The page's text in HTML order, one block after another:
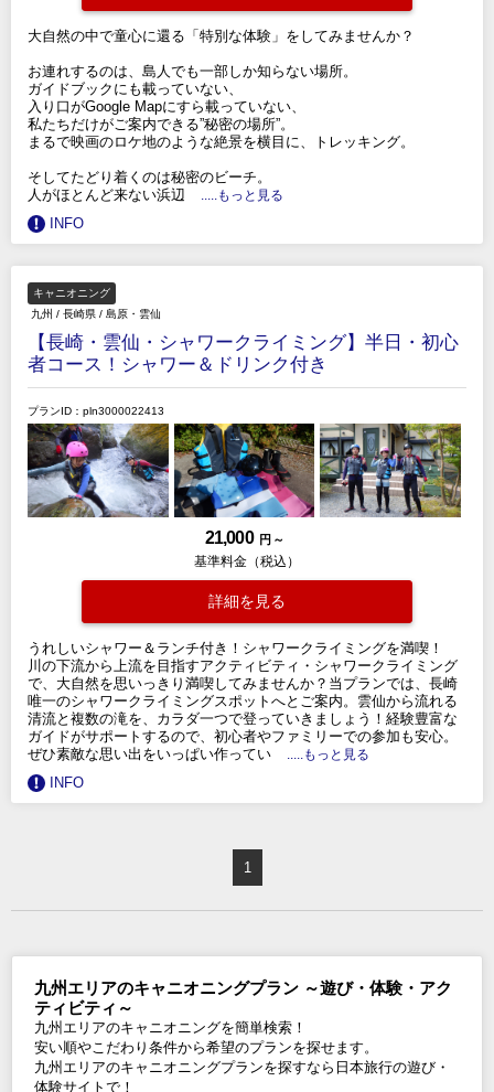
大自然の中で童心に還る「特別な体験」をしてみませんか？
お連れするのは、島人でも一部しか知らない場所。
ガイドブックにも載っていない、
入り口がGoogle Mapにすら載っていない、
私たちだけがご案内できる”秘密の場所”。
まるで映画のロケ地のような絶景を横目に、トレッキング。
そしてたどり着くのは秘密のビーチ。
人がほとんど来ない浜辺
.....もっと見る
INFO
キャニオニング
九州 / 長崎県 / 島原・雲仙
【長崎・雲仙・シャワークライミング】半日・初心
者コース！シャワー＆ドリンク付き
プランID：pln3000022413
21,000 円 ～
基準料金（税込）
詳細を見る
うれしいシャワー＆ランチ付き！シャワークライミングを満喫！
川の下流から上流を目指すアクティビティ・シャワークライミング
で、大自然を思いっきり満喫してみませんか？当プランでは、長崎
唯一のシャワークライミングスポットへとご案内。雲仙から流れる
清流と複数の滝を、カラダ一つで登っていきましょう！経験豊富な
ガイドがサポートするので、初心者やファミリーでの参加も安心。
ぜひ素敵な思い出をいっぱい作ってい
.....もっと見る
INFO
1
九州エリアのキャニオニングプラン ～遊び・体験・アク
ティビティ～
九州エリアのキャニオニングを簡単検索！
安い順やこだわり条件から希望のプランを探せます。
九州エリアのキャニオニングプランを探すなら日本旅行の遊び・
体験サイトで！